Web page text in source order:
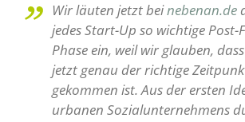
Wir läuten jetzt beinebenan.de
jedes Start-Up so wichtige Post-
Phase ein, weil wir glauben,
jetzt genau der richtige
gekommen ist. Aus der ersten
urbanen Sozialunternehmens